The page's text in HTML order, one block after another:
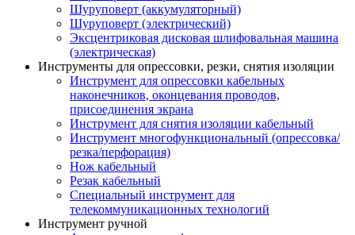
Шуруповерт (аккумуляторный)
Шуруповерт (электрический)
Эксцентриковая дисковая шлифовальная машина
(электрическая)
Инструменты для опрессовки, резки, снятия изоляции
Инструмент для опрессовки кабельных
наконечников, оконцевания проводов,
присоединения экрана
Инструмент для снятия изоляции кабельный
Инструмент многофункциональный (опрессовка/
резка/перфорация)
Нож кабельный
Резак кабельный
Специальный инструмент для
телекоммуникационных технологий
Инструмент ручной